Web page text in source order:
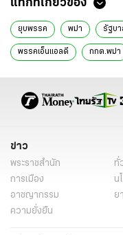
แท็กที่เกี่ยวข้อง
ยุบพรรค พม่า รัฐบ
พรรคเอ็นแอลดี กกต.พม่า
ข่าว
พระราชสำนัก ทั่
การเมือง
น
อาชญากรรม
ย
ความยั่งยืน